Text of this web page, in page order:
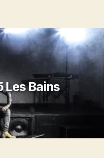
Les Bains